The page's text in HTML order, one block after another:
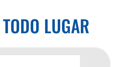
LUGAR